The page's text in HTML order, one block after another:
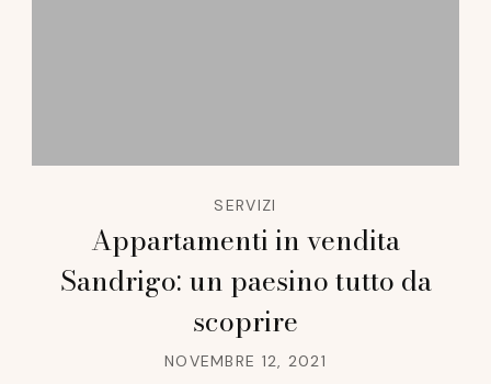
SERVIZI
Appartamenti in vendita
Sandrigo: un paesino tutto da
scoprire
NOVEMBRE 12, 2021